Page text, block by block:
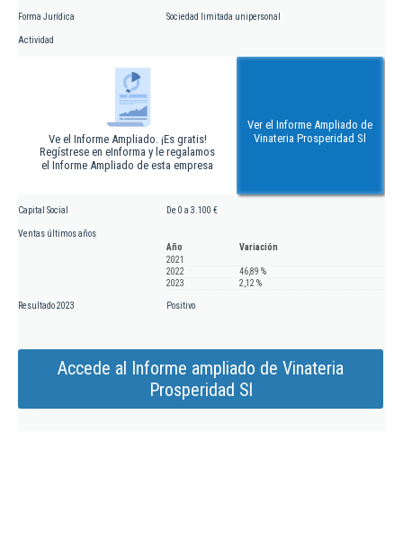
Forma Jurídica Sociedad limitada unipersonal
Actividad
Ve el Informe Ampliado. ¡Es gratis!
Regístrese en eInforma y le regalamos
el Informe Ampliado de esta empresa
Ver el Informe Ampliado de
Vinateria Prosperidad Sl
Capital Social De 0 a 3.100 €
Ventas últimos años
Año
Variación
2021
2022
46,89 %
2023
2,12 %
Resultado 2023 Positivo
Accede al Informe ampliado de Vinateria
Prosperidad Sl